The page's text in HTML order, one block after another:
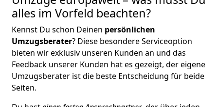
alles im Vorfeld beachten?
Kennst Du schon Deinen persönlichen
Umzugsberater? Diese besondere Serviceoption
bieten wir exklusiv unseren Kunden an und das
Feedback unserer Kunden hat es gezeigt, der eigene
Umzugsberater ist die beste Entscheidung für beide
Seiten.